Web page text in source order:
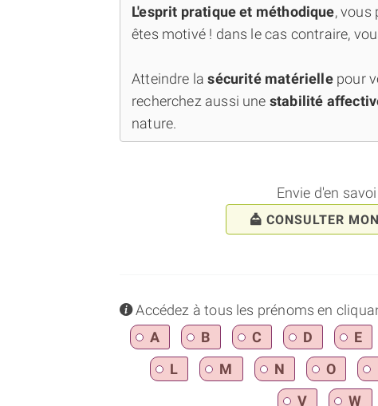
L'esprit pratique et méthodique, vous
êtes motivé ! dans le cas contraire,
Atteindre lasécurité matérielle pour
recherchez aussi une stabilité
nature.
Envie d'en
CONSULTER
infoAccédez à tous les prénoms en
A
B C D E
L
M N O
V
W